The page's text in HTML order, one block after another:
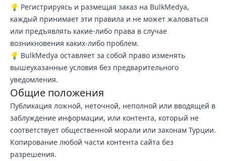
💡 Регистрируясь и размещая заказ на BulkMedya,
каждый принимает эти правила и не может жаловаться
или предъявлять какие-либо права в случае
возникновения каких-либо проблем.
💡 BulkMedya оставляет за собой право изменять
вышеуказанные условия без предварительного
уведомления.
Общие положения
Публикация ложной, неточной, неполной или вводящей в
заблуждение информации, или контента, который не
соответствует общественной морали или законам Турции.
Копирование любой части контента сайта без
разрешения.